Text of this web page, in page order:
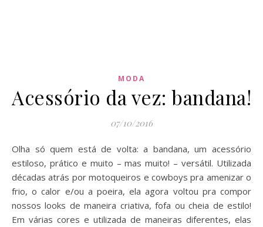
MODA
Acessório da vez: bandana!
07/10/2016
Olha só quem está de volta: a bandana, um acessório
estiloso, prático e muito – mas muito! – versátil. Utilizada
décadas atrás por motoqueiros e cowboys pra amenizar o
frio, o calor e/ou a poeira, ela agora voltou pra compor
nossos looks de maneira criativa, fofa ou cheia de estilo!
Em várias cores e utilizada de maneiras diferentes, elas